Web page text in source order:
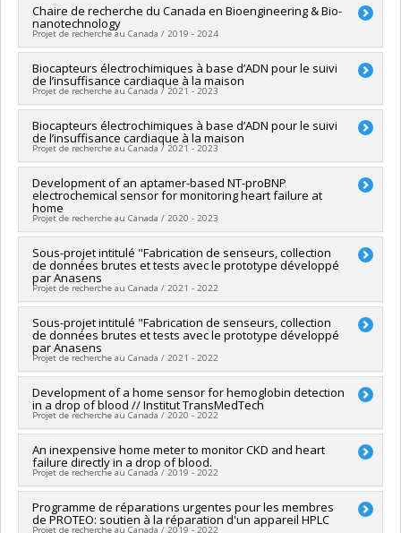
Soutien aux projets
Chercheur principal : Alexis Vallée-Bélisle
Sources de financement :Diagnostique Anasens (12266466
Canada inc.)
Chaire de recherche du Canada en Bioengineering & Bio-
nanotechnology
Projet de recherche au Canada / 2019 - 2024
Chercheur principal :Alexis Vallée-Bélisle
Sources de financement :SPIIE/Secrétariat des programmes
interorganismes à l’intention des établissements
PVX50399-Chaires de recherche
du Canada
Biocapteurs électrochimiques à base d’ADN pour le suivi
de l’insuffisance cardiaque à la maison
Projet de recherche au Canada / 2021 - 2023
Chercheur principal :Alexis Vallée-Bélisle
Sources de financement :Diagnostique Anasens (12266466
Canada inc.)
Biocapteurs électrochimiques à base d’ADN pour le suivi
de l’insuffisance cardiaque à la maison
Projet de recherche au Canada / 2021 - 2023
Chercheur principal :Alexis Vallée-Bélisle
Sources de financement :Ministère Économie et Innovation
Programmes de subvention : PVXXXXXX-Soutien aux
organismes de recherche et innovation (PSO) - Volet 2:
Soutien aux projets
Development of an aptamer-based NT-proBNP
electrochemical sensor for monitoring heart failure at
home
Projet de recherche au Canada / 2020 - 2023
Chercheur principal :Carl-Éric Aubin
Co-chercheurs :Alexis Vallée-Bélisle
Sources de financement :SPIIE/Secrétariat des programmes
interorganismes à l’intention des établissements
Programmes de subvention :PVXXXXXX-Fonds d'excellence
en recherche Apogée Canada/Fonds démarrage et opération
Sous-projet intitulé "Fabrication de senseurs, collection
de données brutes et tests avec le prototype développé
par Anasens
Projet de recherche au Canada / 2021 - 2022
Chercheur principal :Alexis Vallée-Bélisle
Sources de financement :Diagnostique Anasens (12266466
Canada inc.)
Programmes de subvention :
Sous-projet intitulé "Fabrication de senseurs, collection
de données brutes et tests avec le prototype développé
par Anasens
Projet de recherche au Canada / 2021 - 2022
Chercheur principal :Alexis Vallée-Bélisle
Sources de financement :Vital Tracer
Programmes de subvention :
Development of a home sensor for hemoglobin detection
in a drop of blood // Institut TransMedTech
Projet de recherche au Canada / 2020 - 2022
Chercheur principal :Carl-Éric Aubin
Co-chercheurs :Alexis Vallée-Bélisle
Sources de financement :
Programmes de subvention :PVXXXXXX-Fonds d'excellence
An inexpensive home meter to monitor CKD and heart
failure directly in a drop of blood.
Projet de recherche au Canada / 2019 - 2022
Chercheur principal :Alexis Vallée-Bélisle
Programme de réparations urgentes pour les membres
de PROTEO: soutien à la réparation d'un appareil HPLC
Projet de recherche au Canada / 2019 - 2022